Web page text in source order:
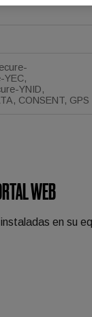
YEC,
YNID,
CONSENT, GPS
WEB
en su